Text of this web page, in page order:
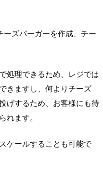
ーズバーガーを作成、チー
処理できるため、レジでは
きますし、何よりチーズ
げするため、お客様にも待
れます。
ケールすることも可能で